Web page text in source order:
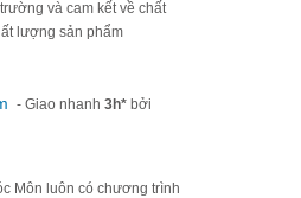
và cam kết về chất
lượng sản phẩm
- Giao nhanh 3h* bởi
Môn luôn có chương trình